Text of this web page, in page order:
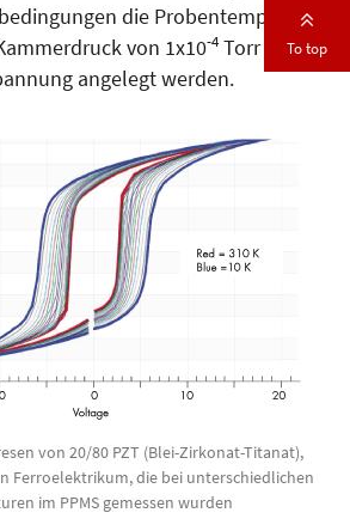
die Pro­ben­temperatur
von 1x10-4 Torr können
angelegt werden.
von 20/80 PZT (Blei-Zirkonat-Titanat),
Ferroelektrikum, die bei unterschiedlichen
im PPMS gemessen wurden
To top